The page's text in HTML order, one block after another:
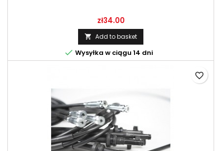
Price
zł34.00
 Add to basket
 Wysyłka w ciągu 14 dni
favorite_border